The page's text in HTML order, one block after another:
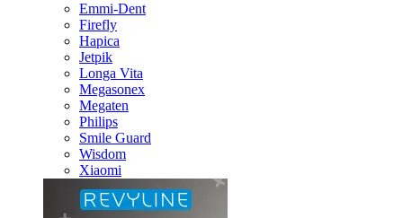
Emmi-Dent
Firefly
Hapica
Jetpik
Longa Vita
Megasonex
Megaten
Philips
Smile Guard
Wisdom
Xiaomi